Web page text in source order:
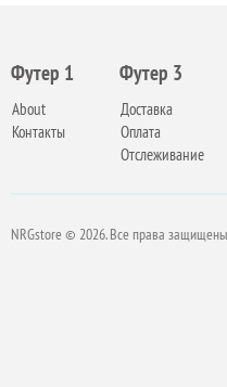
Футер 1
About
Контакты
Футер 3
Доставка
Оплата
Отслеживание
NRGstore © 2026. Все права